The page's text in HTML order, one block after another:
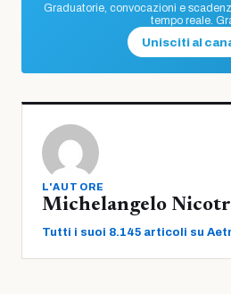
Graduatorie, convocazioni e
tempo reale.
Unisciti al
L'AUTORE
Michelangelo
Tutti i suoi 8.145 articoli su